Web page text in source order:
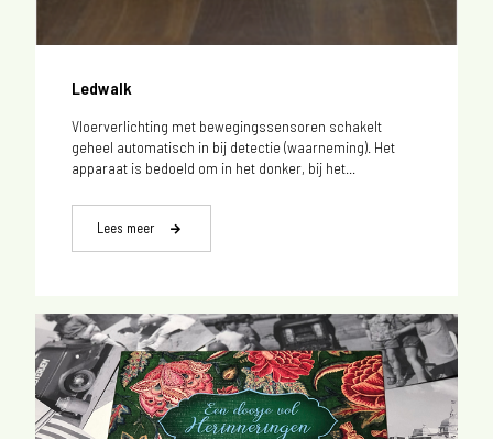
Ledwalk
Vloerverlichting met bewegingssensoren schakelt
geheel automatisch in bij detectie (waarneming). Het
apparaat is bedoeld om in het donker, bij het...
Lees meer